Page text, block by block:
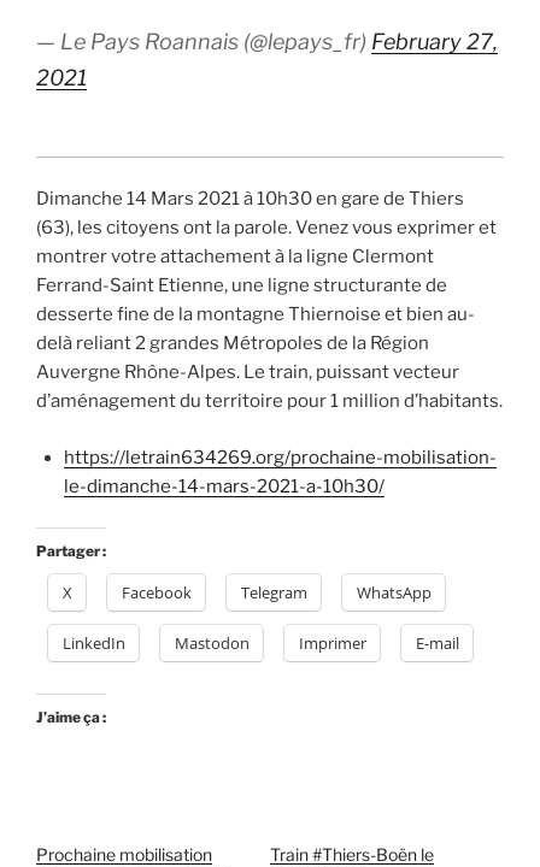
— Le Pays Roannais (@lepays_fr) February 27,
2021
Dimanche 14 Mars 2021 à 10h30 en gare de Thiers
(63), les citoyens ont la parole. Venez vous exprimer et
montrer votre attachement à la ligne Clermont
Ferrand-Saint Etienne, une ligne structurante de
desserte fine de la montagne Thiernoise et bien au-
delà reliant 2 grandes Métropoles de la Région
Auvergne Rhône-Alpes. Le train, puissant vecteur
d’aménagement du territoire pour 1 million d’habitants.
https://letrain634269.org/prochaine-mobilisation-
le-dimanche-14-mars-2021-a-10h30/
Partager :
X Facebook Telegram WhatsApp
LinkedIn Mastodon Imprimer E-mail
J’aime ça :
Prochaine mobilisation
Train #Thiers-Boën le